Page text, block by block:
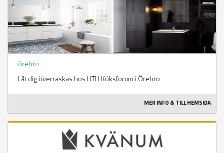
örebro
Låt dig överraskas hos HTH Köksforum i Örebro
MER INFO & TILL HEMSIDA